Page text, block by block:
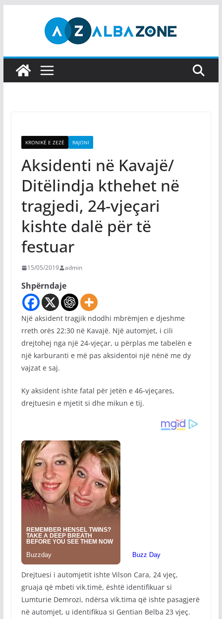
KRONIKË E ZEZË RAJONI
Aksidenti në Kavajë/
Ditëlindja kthehet në
tragjedi, 24-vjeçari
kishte dalë për të
festuar
15/05/2019 admin
Shpërndaje
Një aksident tragjik ndodhi mbrëmjen e djeshme
rreth orës 22:30 në Kavajë. Një automjet, i cili
drejtohej nga një 24-vjeçar, u përplas me tabelën e
një karburanti e më pas aksidentoi një nënë me dy
vajzat e saj.
Ky aksident ishte fatal për jetën e 46-vjeçares,
drejtuesin e mjetit si dhe mikun e tij.
Drejtuesi i automjetit ishte Vilson Cara, 24 vjeç,
gruaja që mbeti vik.timë, është identifikuar si
Lumturie Demrozi, ndërsa vik.tima që ishte pasagjerë
në automjet, u identifikua si Gentian Belba 23 vjeç.